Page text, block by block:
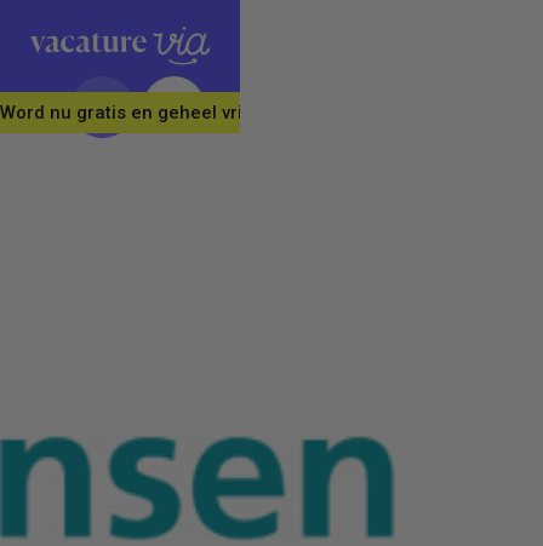
Word nu gratis en geheel vrijblijvend lid van ons Vacature Via